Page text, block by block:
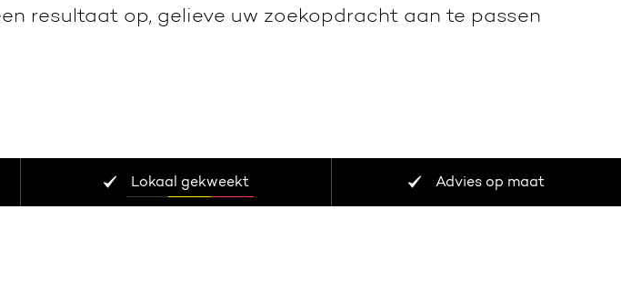
resultaat op, gelieve uw zoekopdracht aan te passen
Lokaal gekweekt Advies op maat